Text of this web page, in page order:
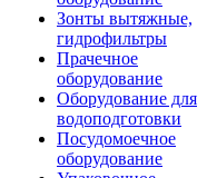
Зонты вытяжные,
гидрофильтры
Прачечное
оборудование
Оборудование для
водоподготовки
Посудомоечное
оборудование